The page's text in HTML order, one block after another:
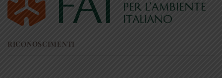
RICONOSCIMENTI